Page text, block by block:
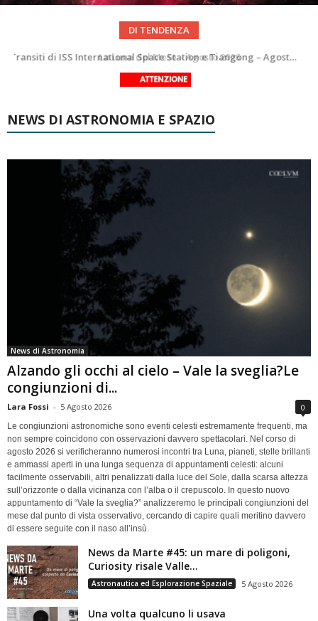
DI TENDENZA
La Luna del Mese – Agosto 2026
Le costellazioni di Agosto 2026: Delfino
NEWS DI ASTRONOMIA E SPAZIO
News di Astronomia
Alzando gli occhi al cielo – Vale la sveglia?Le
congiunzioni di...
Lara Fossi - 5 Agosto 2026 0
Le congiunzioni astronomiche sono eventi celesti estremamente frequenti, ma
non sempre coincidono con osservazioni davvero spettacolari. Nel corso di
agosto 2026 si verificheranno numerosi incontri tra Luna, pianeti, stelle brillanti
e ammassi aperti in una lunga sequenza di appuntamenti celesti: alcuni
facilmente osservabili, altri penalizzati dalla luce del Sole, dalla scarsa altezza
sull’orizzonte o dalla vicinanza con l’alba o il crepuscolo. In questo nuovo
appuntamento di “Vale la sveglia?” analizzeremo le principali congiunzioni del
mese dal punto di vista osservativo, cercando di capire quali meritino davvero
di essere seguite con il naso all’insù.
News da Marte #45: un mare di poligoni,
Curiosity risale Valle...
Astronautica ed Esplorazione Spaziale 5 Agosto 2026
Una volta qualcuno li usava